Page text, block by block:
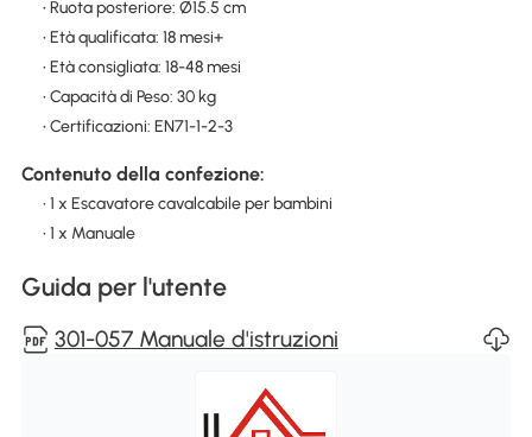
• Ruota posteriore: Ø15.5 cm
• Età qualificata: 18 mesi+
• Età consigliata: 18-48 mesi
• Capacità di Peso: 30 kg
• Certificazioni: EN71-1-2-3
Contenuto della confezione:
• 1 x Escavatore cavalcabile per bambini
• 1 x Manuale
Guida per l'utente
301-057 Manuale d'istruzioni